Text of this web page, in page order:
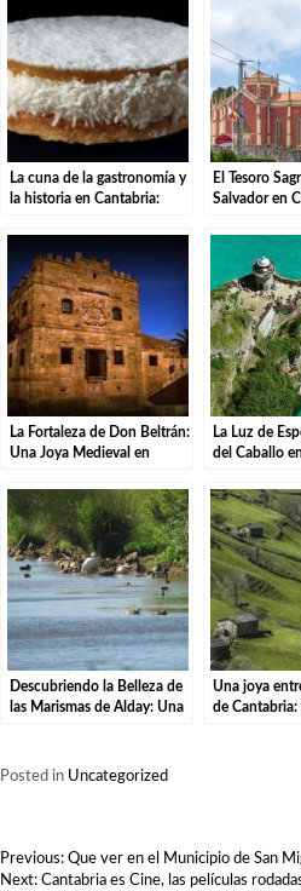
La cuna de la gastronomía y
la historia en Cantabria:
El Tesoro
Salvador en
La Fortaleza de Don Beltrán:
Una Joya Medieval en
La Luz de
del Caballo
Descubriendo la Belleza de
las Marismas de Alday: Una
Una joya
de Cantabria:
Posted in Uncategorized
NAVEGACIÓN
DE
Previous: Que ver en el Municipio de San
Next: Cantabria es Cine, las películas